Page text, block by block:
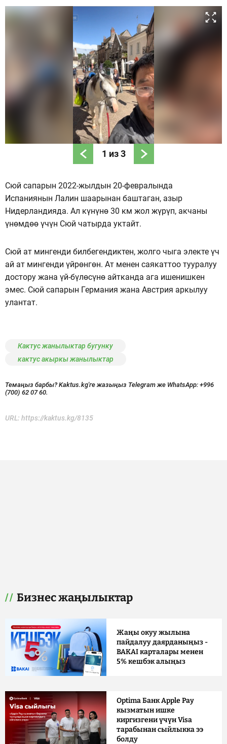
1 из3
Сюй сапарын 2022-жылдын 20-февралында
Испаниянын Лалин шаарынан баштаган, азыр
Нидерландияда. Ал күнүнө 30 км жол жүрүп, акчаны
үнөмдөө үчүн Сюй чатырда уктайт.
Сюй ат мингенди билбегендиктен, жолго чыга электе үч
ай ат мингенди үйрөнгөн. Ат менен саякаттоо тууралуу
достору жана үй-бүлөсүнө айтканда ага ишенишкен
эмес. Сюй сапарын Германия жана Австрия аркылуу
улантат.
Кактус жанылыктар бугунку
кактус акыркы жанылыктар
Темаңыз барбы? Kaktus.kg'ге жазыңыз Telegram же WhatsApp: +996
(700) 62 07 60.
URL: https://kaktus.kg/8135
Бизнес жаңылыктар
Жаңы окуу жылына
пайдалуу даярданыңыз -
BAKAI карталары менен
5% кешбэк алыңыз
Optima Банк Apple Pay
кызматын ишке
киргизгени үчүн Visa
тарабынан сыйлыкка ээ
болду